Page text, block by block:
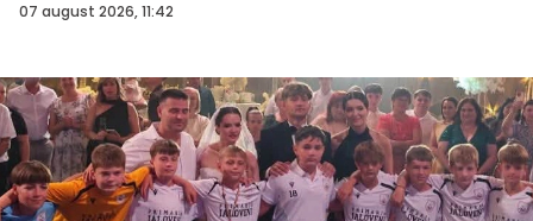
07 august 2026, 11:42